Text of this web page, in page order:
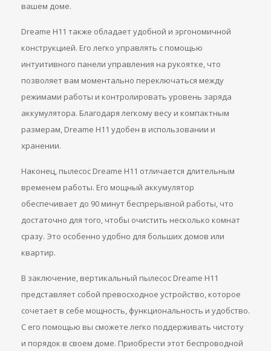
вашем доме.
Dreame H11 также обладает удобной и эргономичной
конструкцией. Его легко управлять с помощью
интуитивного панели управления на рукоятке, что
позволяет вам моментально переключаться между
режимами работы и контролировать уровень заряда
аккумулятора. Благодаря легкому весу и компактным
размерам, Dreame H11 удобен в использовании и
хранении.
Наконец, пылесос Dreame H11 отличается длительным
временем работы. Его мощный аккумулятор
обеспечивает до 90 минут беспрерывной работы, что
достаточно для того, чтобы очистить несколько комнат
сразу. Это особенно удобно для больших домов или
квартир.
В заключение, вертикальный пылесос Dreame H11
представляет собой превосходное устройство, которое
сочетает в себе мощность, функциональность и удобство.
С его помощью вы сможете легко поддерживать чистоту
и порядок в своем доме. Приобрести этот беспроводной